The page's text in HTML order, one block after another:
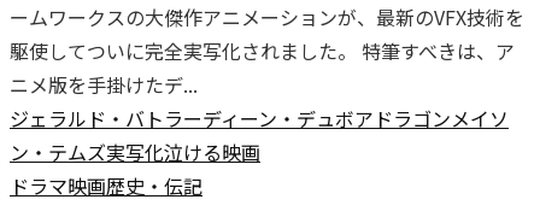
ームワークスの大傑作アニメーションが、最新のVFX技術を
駆使してついに完全実写化されました。 特筆すべきは、ア
ニメ版を手掛けたデ...
ジェラルド・バトラーディーン・デュボア ドラゴンメイソ
ン・テムズ実写化泣ける映画
ドラマ映画歴史・伝記